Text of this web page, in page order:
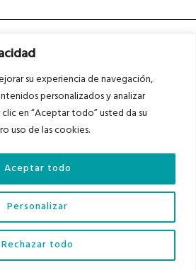
su experiencia de navegación,
personalizados y analizar
en “Aceptar todo” usted da su
uso de las cookies.
Personalizar
Rechazar todo
Aceptar todo
Auditados por
. Todos los derechos reservados |Aviso Legal
|Política de Cookies